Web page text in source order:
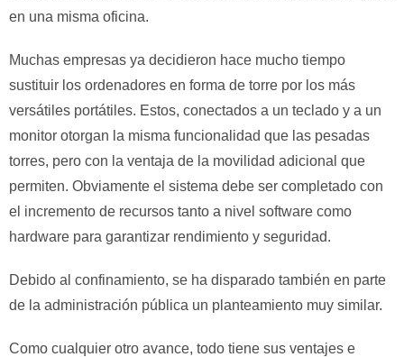
en una misma oficina.
Muchas empresas ya decidieron hace mucho tiempo
sustituir los ordenadores en forma de torre por los más
versátiles portátiles. Estos, conectados a un teclado y a un
monitor otorgan la misma funcionalidad que las pesadas
torres, pero con la ventaja de la movilidad adicional que
permiten. Obviamente el sistema debe ser completado con
el incremento de recursos tanto a nivel software como
hardware para garantizar rendimiento y seguridad.
Debido al confinamiento, se ha disparado también en parte
de la administración pública un planteamiento muy similar.
Como cualquier otro avance, todo tiene sus ventajes e